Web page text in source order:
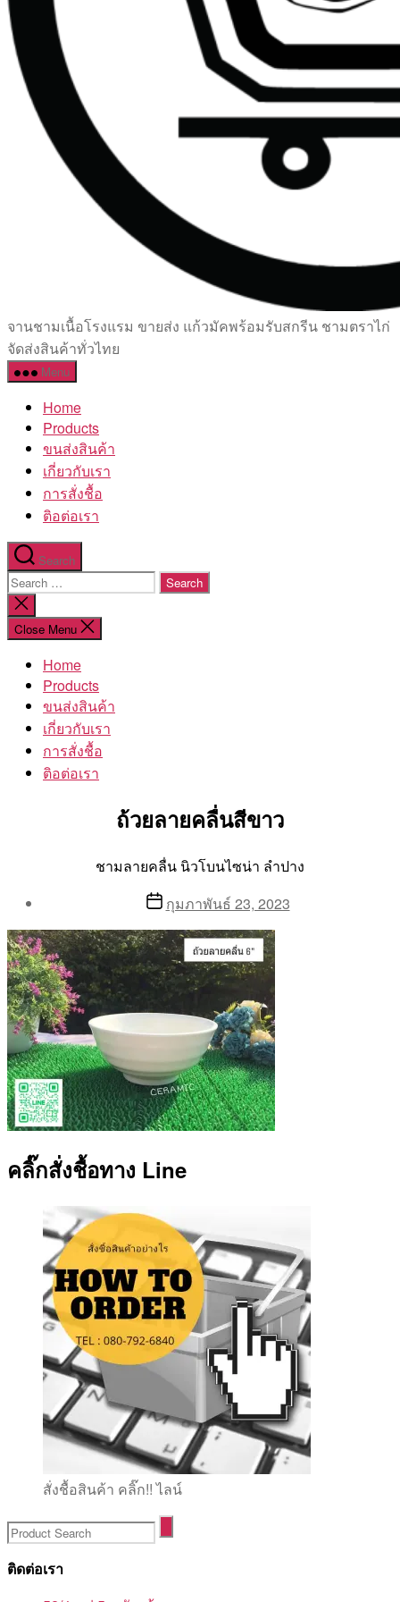
เซรามิค
ครบ
ครัน
โรงงาน
จานชามเนื้อโรงแรม ขายส่ง แก้วมัคพร้อมรับสกรีน ชามตราไก่
จัดส่งสินค้าทั่วไทย
Menu
Home
Products
ขนส่งสินค้า
เกี่ยวกับเรา
การสั่งชื้อ
ติอต่อเรา
Search
Search
for:
Close
search
Close Menu
Home
Products
ขนส่งสินค้า
เกี่ยวกับเรา
การสั่งชื้อ
ติอต่อเรา
ถ้วยลายคลื่นสีขาว
ชามลายคลื่น นิวโบนไซน่า ลำปาง
By
Aea
Postกุมภาพันธ์ 23, 2023
คลิ๊กสั่งชื้อทาง Line
สั่งชื้อสินค้า คลิ๊ก!! ไลน์
ติดต่อเรา